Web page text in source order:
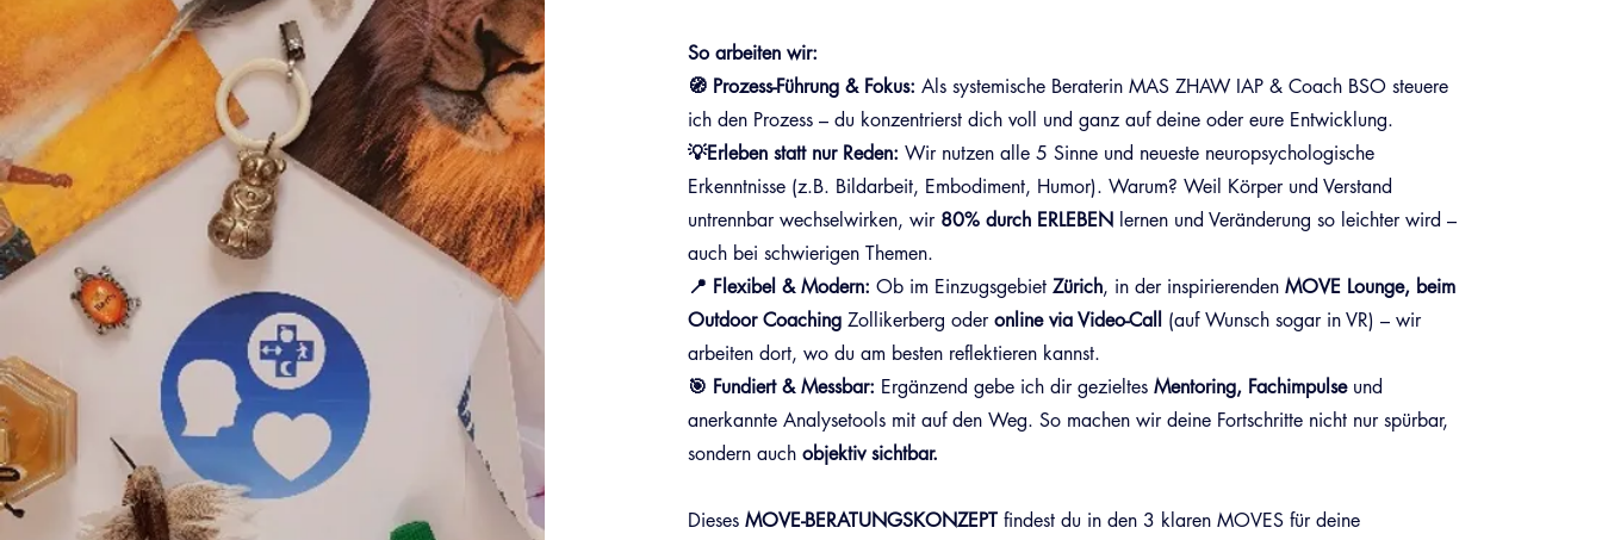
So arbeiten wir:
🧭 Prozess-Führung & Fokus: Als systemische Beraterin MAS ZHAW IAP & Coach BSO steuere
ich den Prozess – du konzentrierst dich voll und ganz auf deine oder eure Entwicklung.
💡Erleben statt nur Reden: Wir nutzen alle 5 Sinne und neueste neuropsychologische
Erkenntnisse (z.B. Bildarbeit, Embodiment, Humor). Warum? Weil Körper und Verstand
untrennbar wechselwirken, wir 80% durch ERLEBENlernen und Veränderung so leichter wird –
auch bei schwierigen Themen.
📍 Flexibel & Modern: Ob im Einzugsgebiet Zürich, in der inspirierenden MOVE Lounge, beim
Outdoor CoachingZollikerberg oderonline via Video-Call (auf Wunsch sogar in VR) – wir
arbeiten dort, wo du am besten reflektieren kannst.
🎯 Fundiert & Messbar: Ergänzend gebe ich dir gezieltes Mentoring, Fachimpulseund
anerkannte Analysetools mit auf den Weg. So machen wir deine Fortschritte nicht nur spürbar,
sondern auch objektiv sichtbar.
Dieses MOVE-BERATUNGSKONZEPTfindest du in den3 klaren MOVESfür deine